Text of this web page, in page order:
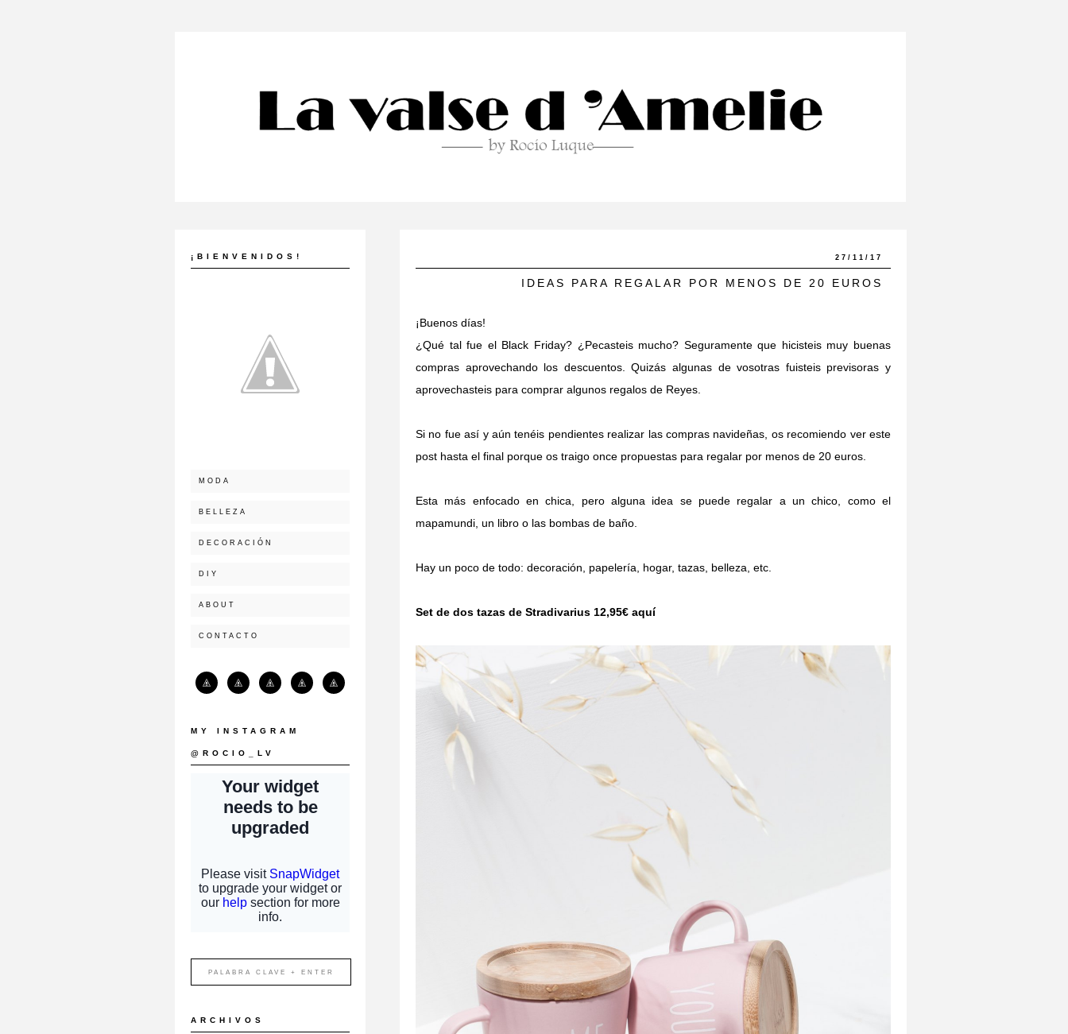
27/11/17
IDEAS PARA REGALAR POR MENOS DE 20 EUROS
¡Buenos días!
¿Qué tal fue el Black Friday? ¿Pecasteis mucho? Seguramente que hicisteis muy buenas
compras aprovechando los descuentos. Quizás algunas de vosotras fuisteis previsoras y
aprovechasteis para comprar algunos regalos de Reyes.
Si no fue así y aún tenéis pendientes realizar las compras navideñas, os recomiendo ver este
post hasta el final porque os traigo once propuestas para regalar por menos de 20 euros.
Esta más enfocado en chica, pero alguna idea se puede regalar a un chico, como el
mapamundi, un libro o las bombas de baño.
Hay un poco de todo: decoración, papelería, hogar, tazas, belleza, etc.
Set de dos tazas de Stradivarius 12,95€ aquí
¡BIENVENIDOS!
MODA
BELLEZA
DECORACIÓN
DIY
ABOUT
CONTACTO
MY INSTAGRAM
@ROCIO_LV
ARCHIVOS